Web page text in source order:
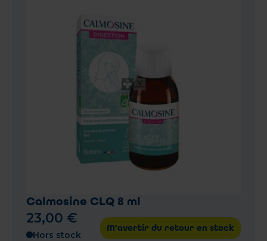
Calmosine CLQ 8 ml
23,00 €
Hors stock
M'avertir du retour en stock